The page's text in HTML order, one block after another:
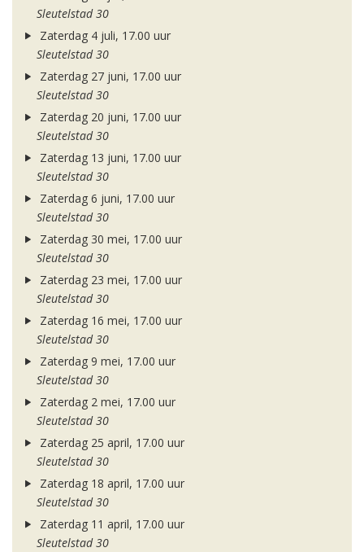
Sleutelstad 30
Zaterdag 4 juli, 17.00 uur
Sleutelstad 30
Zaterdag 27 juni, 17.00 uur
Sleutelstad 30
Zaterdag 20 juni, 17.00 uur
Sleutelstad 30
Zaterdag 13 juni, 17.00 uur
Sleutelstad 30
Zaterdag 6 juni, 17.00 uur
Sleutelstad 30
Zaterdag 30 mei, 17.00 uur
Sleutelstad 30
Zaterdag 23 mei, 17.00 uur
Sleutelstad 30
Zaterdag 16 mei, 17.00 uur
Sleutelstad 30
Zaterdag 9 mei, 17.00 uur
Sleutelstad 30
Zaterdag 2 mei, 17.00 uur
Sleutelstad 30
Zaterdag 25 april, 17.00 uur
Sleutelstad 30
Zaterdag 18 april, 17.00 uur
Sleutelstad 30
Zaterdag 11 april, 17.00 uur
Sleutelstad 30